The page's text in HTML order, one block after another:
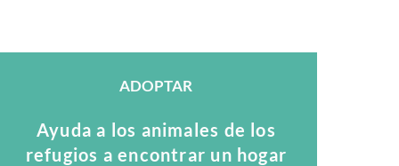
ADOPTAR
Ayuda a los animales de los
refugios a encontrar un hogar